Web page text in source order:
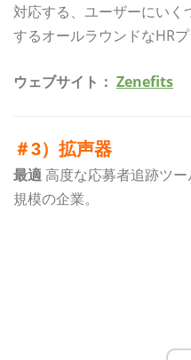
対応する、ユーザーにい
するオールラウンドなHRプ
ウェブサイト： Zenefits
＃3）拡声器
最適高度な応募者追跡ツ
規模の企業。